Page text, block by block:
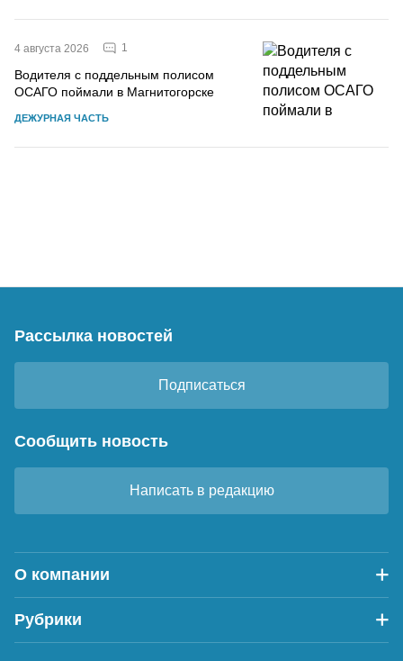
4 августа 2026 1
Водителя с поддельным полисом
ОСАГО поймали в Магнитогорске
ДЕЖУРНАЯ ЧАСТЬ
Рассылка новостей
Подписаться
Сообщить новость
Написать в редакцию
О компании
Рубрики